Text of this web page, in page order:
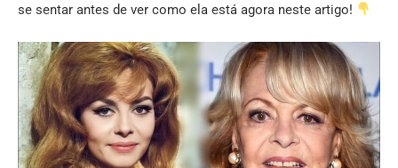
se sentar antes de ver como ela está agora neste artigo!